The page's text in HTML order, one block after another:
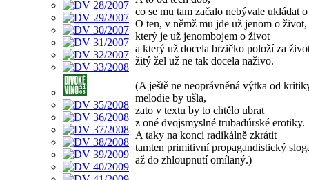
co se mu tam začalo nebývale ukládat
O ten, v němž mu jde už jenom o život,
který je už jenombojem o život
a který už docela brzičko položí za
žitý žel už ne tak docela naživo.
(A ještě ne neoprávněná výtka od
melodie by ušla,
zato v textu by to chtělo ubrat
z oné dvojsmyslné trubadúrské erotiky.
A taky na konci radikálně zkrátit
tamten primitivní propagandistický
až do zhloupnutí omílaný.)